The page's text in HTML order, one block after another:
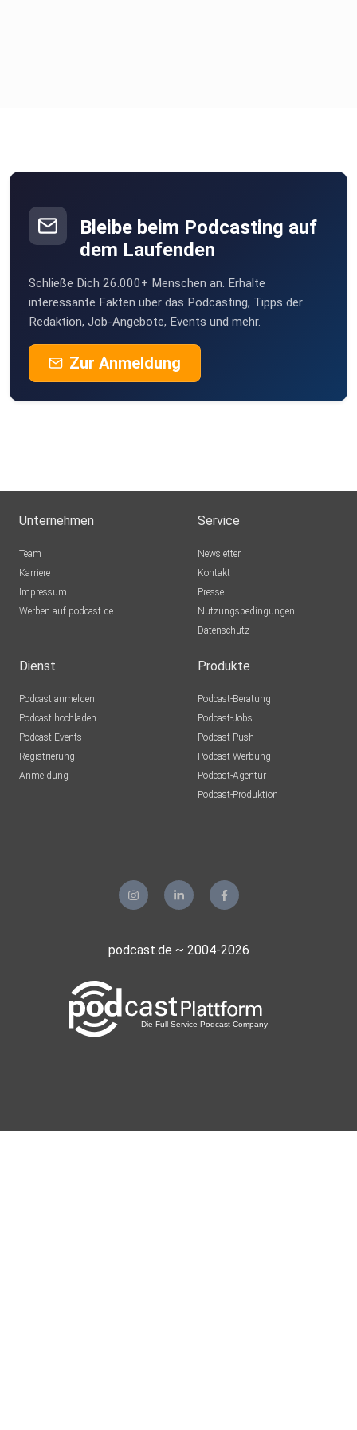
connecte dich
mit mir auf Instagram:
Viel Spaß weiterhin beim “Marketing Uncut” Podcast.
Bleibe beim Podcasting auf
dem Laufenden
Schließe Dich 26.000+ Menschen an. Erhalte
interessante Fakten über das Podcasting, Tipps der
Redaktion, Job-Angebote, Events und mehr.
Zur Anmeldung
Unternehmen
Team
Karriere
Impressum
Werben auf podcast.de
Service
Newsletter
Kontakt
Presse
Nutzungsbedingungen
Datenschutz
Dienst
Podcast anmelden
Podcast hochladen
Podcast-Events
Registrierung
Anmeldung
Produkte
Podcast-Beratung
Podcast-Jobs
Podcast-Push
Podcast-Werbung
Podcast-Agentur
Podcast-Produktion
podcast.de ~ 2004-2026